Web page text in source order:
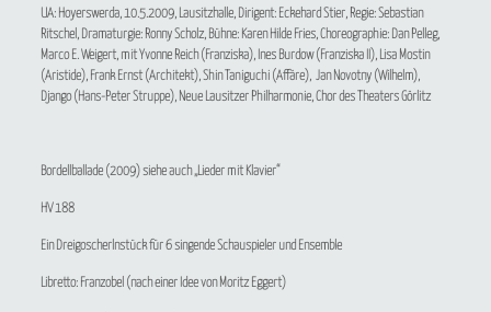
UA: Hoyerswerda, 10.5.2009, Lausitzhalle, Dirigent: Eckehard Stier, Regie: Sebastian
Ritschel, Dramaturgie: Ronny Scholz, Bühne: Karen Hilde Fries, Choreographie: Dan Pelleg,
Marco E. Weigert, mit Yvonne Reich (Franziska), Ines Burdow (Franziska II), Lisa Mostin
(Aristide), Frank Ernst (Architekt), Shin Taniguchi (Affäre), Jan Novotny (Wilhelm),
Django (Hans-Peter Struppe), Neue Lausitzer Philharmonie, Chor des Theaters Görlitz
Bordellballade(2009) siehe auch „Lieder mit Klavier“
HV 188
Ein Dreigoscherlnstück für 6 singende Schauspieler und Ensemble
Libretto: Franzobel (nach einer Idee von Moritz Eggert)